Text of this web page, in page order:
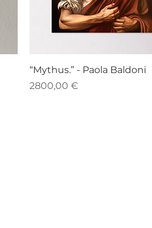
“Mythus.” - Paola Baldoni
Prezzo
2800,00 €